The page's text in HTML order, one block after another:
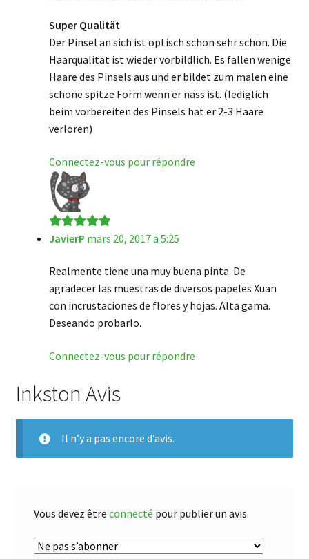
Super Qualität
Der Pinsel an sich ist optisch schon sehr schön. Die
Haarqualität ist wieder vorbildlich. Es fallen wenige
Haare des Pinsels aus und er bildet zum malen eine
schöne spitze Form wenn er nass ist. (lediglich
beim vorbereiten des Pinsels hat er 2-3 Haare
verloren)
Connectez-vous pour répondre
Note5sur 5
JavierP mars 20, 2017 a 5:25
Realmente tiene una muy buena pinta. De
agradecer las muestras de diversos papeles Xuan
con incrustaciones de flores y hojas. Alta gama.
Deseando probarlo.
Connectez-vous pour répondre
Inkston Avis
Il n’y a pas encore d’avis.
Vous devez être connecté pour publier un avis.